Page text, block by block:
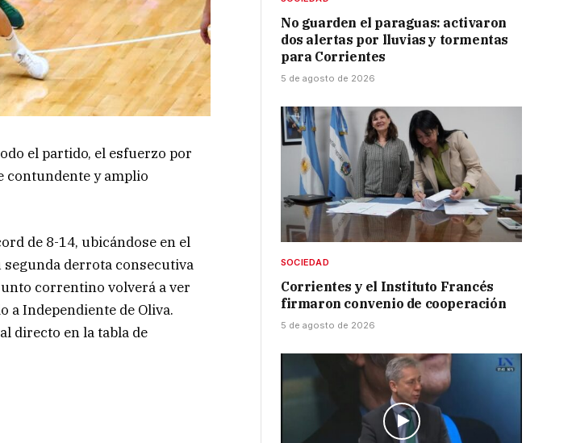
el partido, el esfuerzo por
contundente y amplio
de 8-14, ubicándose en el
segunda derrota consecutiva
correntino volverá a ver
a Independiente de Oliva.
directo en la tabla de
No guarden el paraguas: activaron
dos alertas por lluvias y tormentas
para Corrientes
5 de agosto de 2026
SOCIEDAD
Corrientes y el Instituto Francés
firmaron convenio de cooperación
5 de agosto de 2026